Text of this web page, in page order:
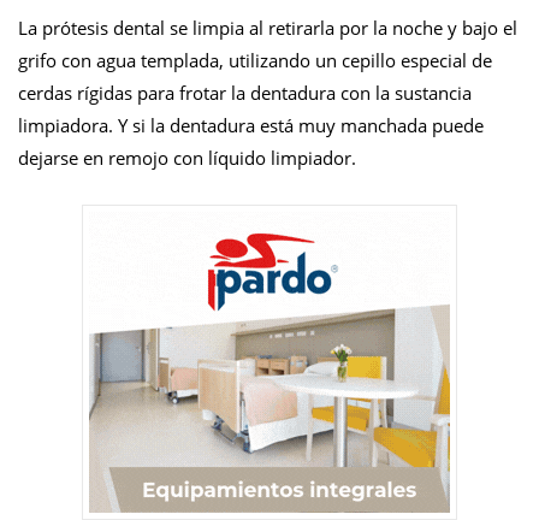
La prótesis dental se limpia al retirarla por la noche y bajo el
grifo con agua templada, utilizando un cepillo especial de
cerdas rígidas para frotar la dentadura con la sustancia
limpiadora. Y si la dentadura está muy manchada puede
dejarse en remojo con líquido limpiador.